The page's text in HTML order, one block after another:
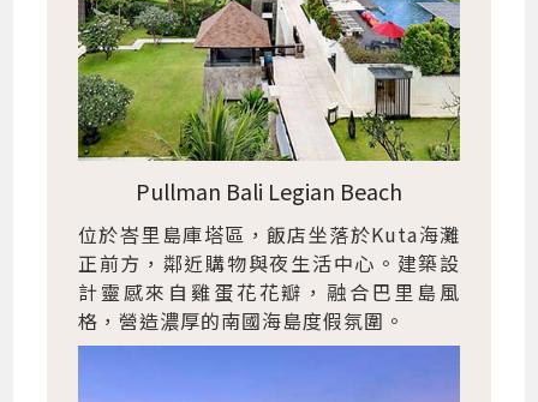
Pullman Bali Legian Beach
位於峇里島庫塔區，飯店坐落於Kuta海灘
正前方，鄰近購物與夜生活中心。建築設
計靈感來自雞蛋花花瓣，融合巴里島風
格，營造濃厚的南國海島度假氛圍。